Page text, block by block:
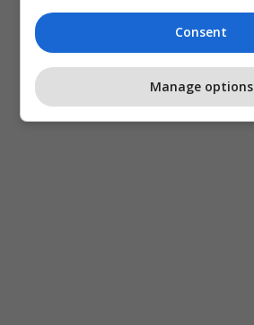
Consent
Manage options